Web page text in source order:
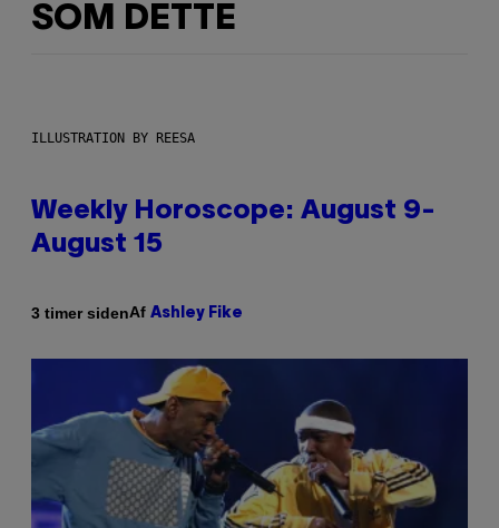
SOM DETTE
ILLUSTRATION BY REESA
Weekly Horoscope: August 9-
August 15
3 timer sidenAf Ashley Fike